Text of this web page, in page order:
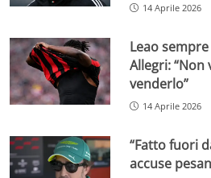
14 Aprile 2026
Leao
Allegri: “Non
venderlo”
14 Aprile 2026
“Fatto fuori
accuse